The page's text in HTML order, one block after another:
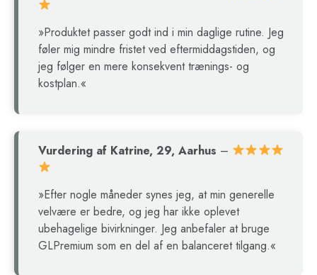
»Produktet passer godt ind i min daglige rutine. Jeg
føler mig mindre fristet ved eftermiddagstiden, og
jeg følger en mere konsekvent trænings- og
kostplan.«
Vurdering af Katrine, 29, Aarhus –
»Efter nogle måneder synes jeg, at min generelle
velvære er bedre, og jeg har ikke oplevet
ubehagelige bivirkninger. Jeg anbefaler at bruge
GLPremium som en del af en balanceret tilgang.«